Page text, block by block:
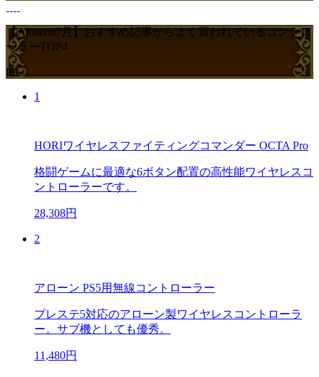
【Amazon7月】おすすめ記事からよく買われているコントロ
ーラーTOP4
PR
1
HORIワイヤレスファイティングコマンダー OCTA Pro
格闘ゲームに最適な6ボタン配置の高性能ワイヤレスコ
ントローラーです。
28,308円
2
アローン PS5用無線コントローラー
プレステ5対応のアローン製ワイヤレスコントローラ
ー。サブ機としても優秀。
11,480円